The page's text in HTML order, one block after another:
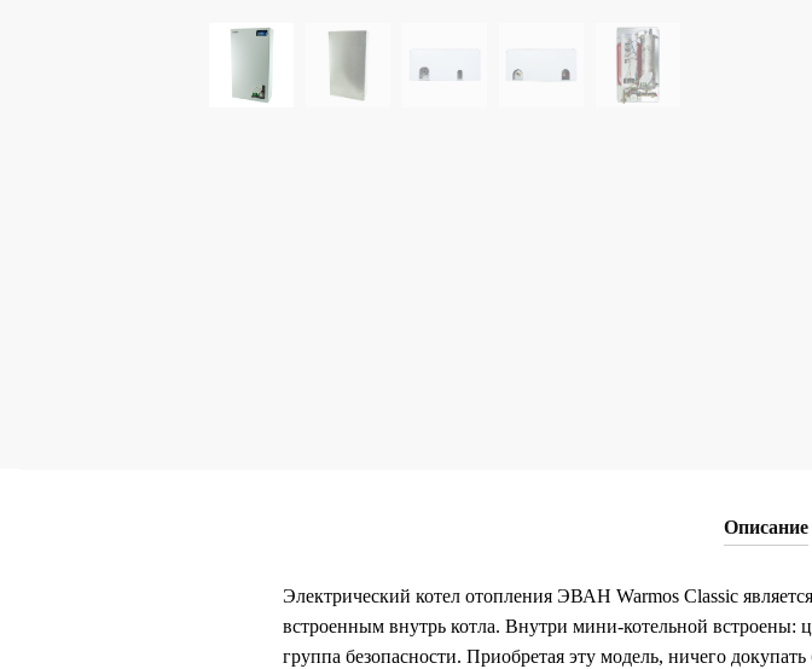
Описание
Электрический котел отопления ЭВАН Warmos Classic
встроенным внутрь котла. Внутри мини-котельной
группа безопасности. Приобретая эту модель, ничего